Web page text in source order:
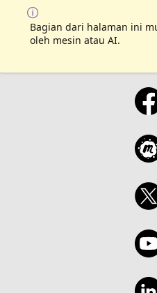
Bagian dari halaman ini
oleh mesin atau AI.